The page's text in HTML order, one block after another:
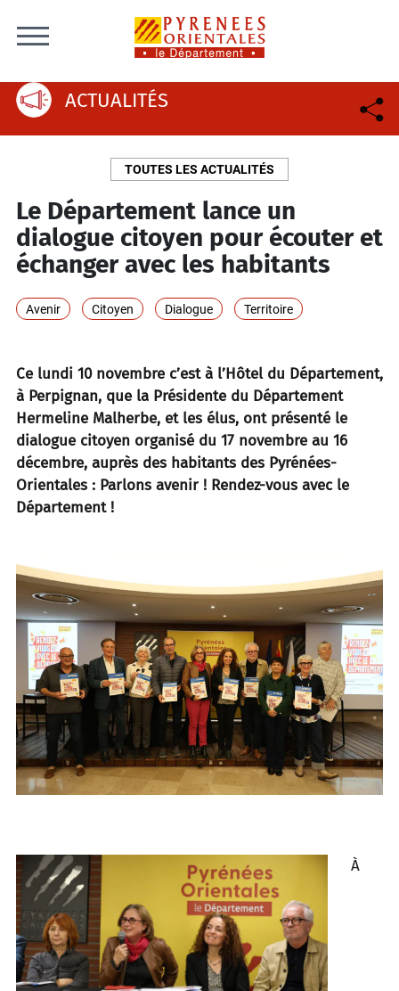
ACTUALITÉS
TOUTES LES ACTUALITÉS
Le Département lance un
dialogue citoyen pour écouter et
échanger avec les habitants
Avenir Citoyen Dialogue Territoire
Ce lundi 10 novembre c’est à l’Hôtel du Département,
à Perpignan, que la Présidente du Département
Hermeline Malherbe, et les élus, ont présenté le
dialogue citoyen organisé du 17 novembre au 16
décembre, auprès des habitants des Pyrénées-
Orientales : Parlons avenir ! Rendez-vous avec le
Département !
À